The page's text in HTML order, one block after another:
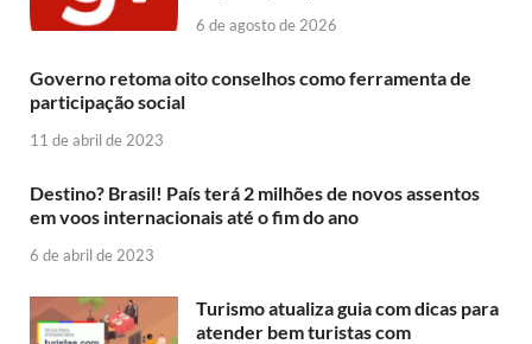
6 de agosto de 2026
Governo retoma oito conselhos como ferramenta de
participação social
11 de abril de 2023
Destino? Brasil! País terá 2 milhões de novos assentos
em voos internacionais até o fim do ano
6 de abril de 2023
Turismo atualiza guia com dicas para
atender bem turistas com